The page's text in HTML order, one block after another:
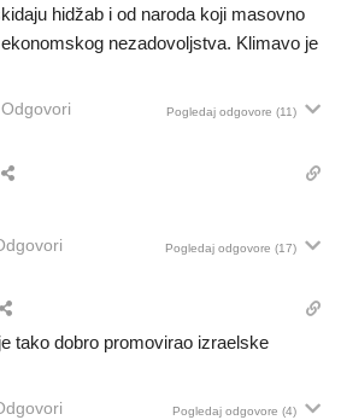
hidžab i od naroda koji masovno
nezadovoljstva. Klimavo je
Odgovori Pogledaj odgovore (11)
Pogledaj odgovore (17)
tako dobro promovirao izraelske
Pogledaj odgovore (4)